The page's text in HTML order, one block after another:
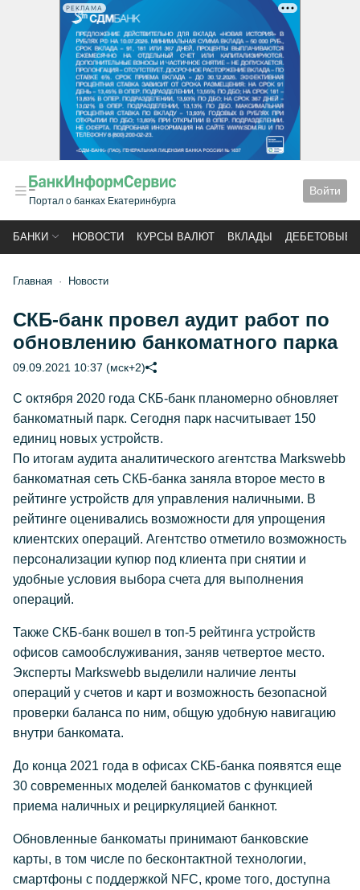
РЕКЛАМА
Портал о банках Екатеринбурга
Войти
БАНКИ НОВОСТИ КУРСЫ ВАЛЮТ ВКЛАДЫ ДЕБЕТОВЫЕ
Главная Новости
СКБ-банк провел аудит работ по
обновлению банкоматного парка
09.09.2021 10:37 (мск+2)
С октября 2020 года СКБ-банк планомерно обновляет
банкоматный парк. Сегодня парк насчитывает 150
единиц новых устройств.
По итогам аудита аналитического агентства Markswebb
банкоматная сеть СКБ-банка заняла второе место в
рейтинге устройств для управления наличными. В
рейтинге оценивались возможности для упрощения
клиентских операций. Агентство отметило возможность
персонализации купюр под клиента при снятии и
удобные условия выбора счета для выполнения
операций.
Также СКБ-банк вошел в топ-5 рейтинга устройств
офисов самообслуживания, заняв четвертое место.
Эксперты Markswebb выделили наличие ленты
операций у счетов и карт и возможность безопасной
проверки баланса по ним, общую удобную навигацию
внутри банкомата.
До конца 2021 года в офисах СКБ-банка появятся еще
30 современных моделей банкоматов с функцией
приема наличных и рециркуляцией банкнот.
Обновленные банкоматы принимают банковские
карты, в том числе по бесконтактной технологии,
смартфоны с поддержкой NFC, кроме того, доступна